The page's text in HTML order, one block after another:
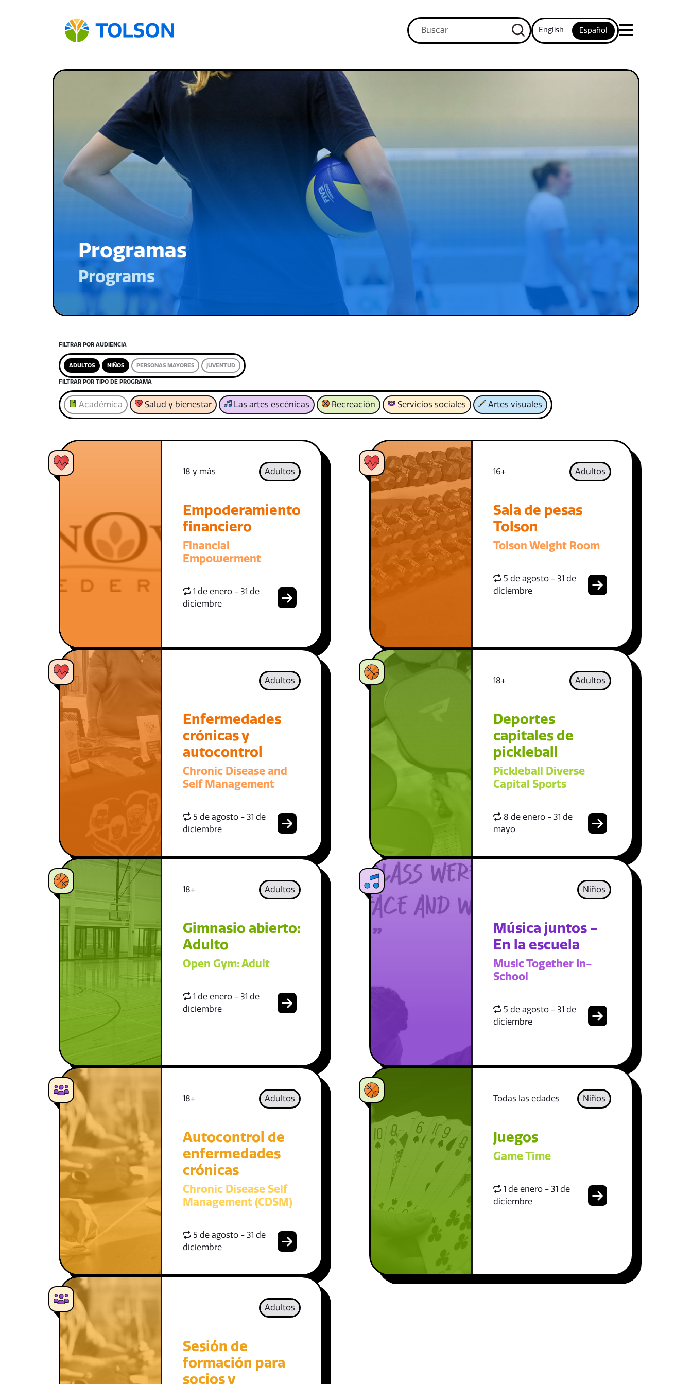
English Español
Programas
Programs
FILTRAR POR AUDIENCIA
ADULTOS NIÑOS PERSONAS MAYORES JUVENTUD
FILTRAR POR TIPO DE PROGRAMA
Académica Salud y bienestar Las artes escénicas Recreación Servicios sociales Artes visuales
18 y más Adultos
Empoderamiento
financiero
Financial
Empowerment
1 de enero - 31 de
diciembre
16+ Adultos
Sala de pesas
Tolson
Tolson Weight Room
5 de agosto - 31 de
diciembre
Adultos
Enfermedades
crónicas y
autocontrol
Chronic Disease and
Self Management
5 de agosto - 31 de
diciembre
18+ Adultos
Deportes
capitales de
pickleball
Pickleball Diverse
Capital Sports
8 de enero - 31 de
mayo
18+ Adultos
Gimnasio abierto:
Adulto
Open Gym: Adult
1 de enero - 31 de
diciembre
Niños
Música juntos -
En la escuela
Music Together In-
School
5 de agosto - 31 de
diciembre
18+ Adultos
Autocontrol de
enfermedades
crónicas
Chronic Disease Self
Management (CDSM)
5 de agosto - 31 de
diciembre
Todas las edades Niños
Juegos
Game Time
1 de enero - 31 de
diciembre
Adultos
Sesión de
formación para
socios y